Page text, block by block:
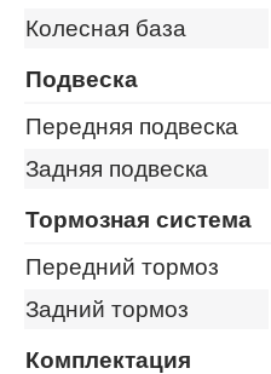
Колесная база
Подвеска
Передняя подвеска
Задняя подвеска
Тормозная система
Передний тормоз
Задний тормоз
Комплектация